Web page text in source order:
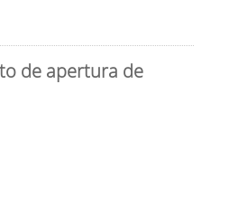
de apertura de